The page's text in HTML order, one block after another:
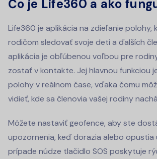
Čo je Life360 a ako
Life360 je aplikácia na zdieľanie polohy,
rodičom sledovať svoje deti a ďalších
aplikácia je obľúbenou voľbou pre
zostať v kontakte. Jej hlavnou funkciou
polohy v reálnom čase, vďaka čomu
vidieť, kde sa členovia vašej rodiny
Môžete nastaviť geofence, aby ste
upozornenia, keď dorazia alebo opustia
prípade núdze tlačidlo SOS poskytuje